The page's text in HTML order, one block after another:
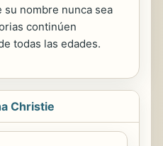
su nombre nunca sea
continúen
todas las edades.
Christie